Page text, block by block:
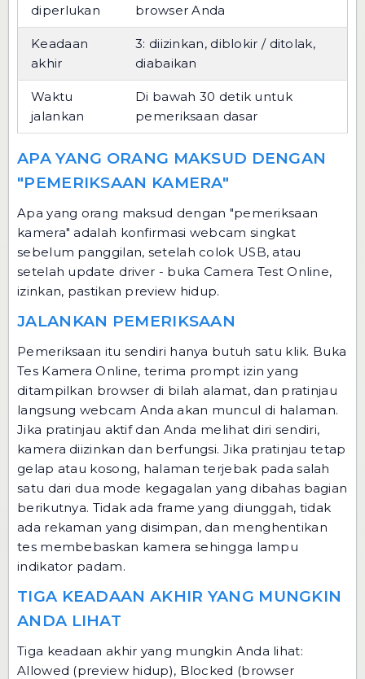
diperlukan
browser Anda
Keadaan
akhir
3: diizinkan, diblokir / ditolak,
diabaikan
Waktu
jalankan
Di bawah 30 detik untuk
pemeriksaan dasar
APA YANG ORANG MAKSUD DENGAN
"PEMERIKSAAN KAMERA"
Apa yang orang maksud dengan "pemeriksaan
kamera" adalah konfirmasi webcam singkat
sebelum panggilan, setelah colok USB, atau
setelah update driver - buka Camera Test Online,
izinkan, pastikan preview hidup.
JALANKAN PEMERIKSAAN
Pemeriksaan itu sendiri hanya butuh satu klik. Buka
Tes Kamera Online, terima prompt izin yang
ditampilkan browser di bilah alamat, dan pratinjau
langsung webcam Anda akan muncul di halaman.
Jika pratinjau aktif dan Anda melihat diri sendiri,
kamera diizinkan dan berfungsi. Jika pratinjau tetap
gelap atau kosong, halaman terjebak pada salah
satu dari dua mode kegagalan yang dibahas bagian
berikutnya. Tidak ada frame yang diunggah, tidak
ada rekaman yang disimpan, dan menghentikan
tes membebaskan kamera sehingga lampu
indikator padam.
TIGA KEADAAN AKHIR YANG MUNGKIN
ANDA LIHAT
Tiga keadaan akhir yang mungkin Anda lihat:
Allowed (preview hidup), Blocked (browser